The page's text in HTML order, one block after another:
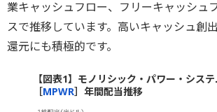
業キャッシュフロー、フリーキャッシュ
スで推移しています。高いキャッシュ創
還元にも積極的です。
【図表1】モノリシック・パワー・シス
［MPWR］年間配当推移